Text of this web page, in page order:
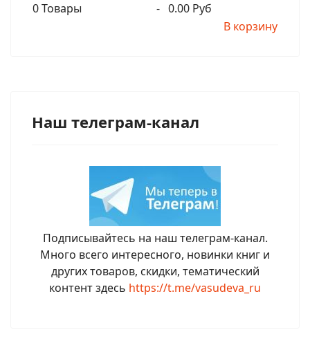
0Товары - 0.00 Руб
В корзину
Наш телеграм-канал
Подписывайтесь на наш телеграм-канал.
Много всего интересного, новинки книг и
других товаров, скидки, тематический
контент здесь https://t.me/vasudeva_ru